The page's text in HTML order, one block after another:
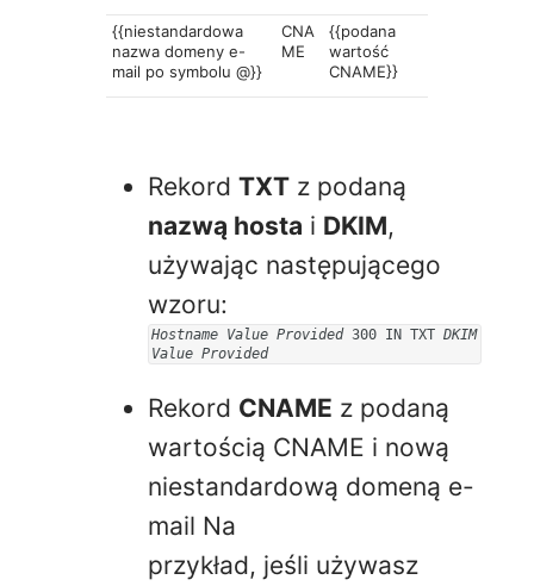
{{niestandardowa
nazwa domeny e-
mail po symbolu @}}
CNA
ME
{{podana
wartość
CNAME}}
Rekord TXT z podaną
nazwą hosta i DKIM,
używając następującego
wzoru:
Hostname Value Provided300 IN TXTDKIM
Value Provided
Rekord CNAME z podaną
wartością CNAME i nową
niestandardową domeną e-
mail Na
przykład, jeśli używasz